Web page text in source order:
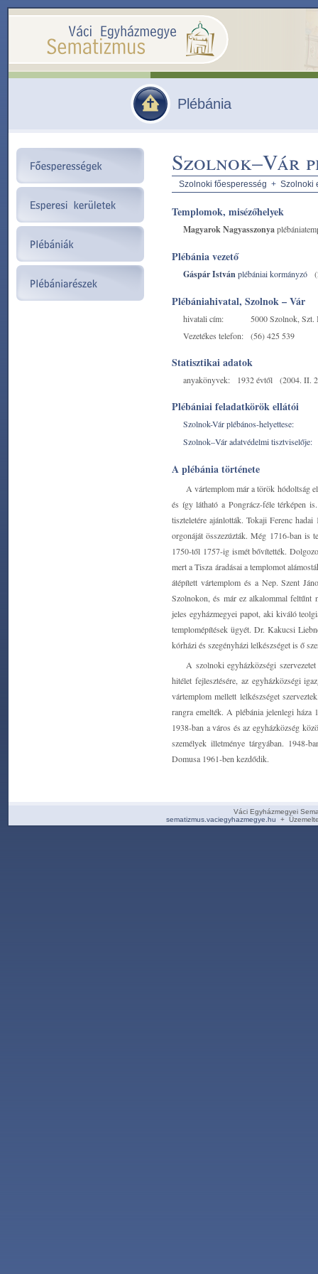
Plébánia
Szolnok–Vár
Szolnoki főesperesség + Szolnoki
Templomok, misézőhelyek
Magyarok Nagyasszonya
Plébánia vezető
Gáspár Istvánplébániai kormányzó
Plébániahivatal, Szolnok – Vár
hivatali cím:
5000 Szolnok, Szt.
Vezetékes telefon:
(56) 425 539
Statisztikai adatok
anyakönyvek: 1932 évtől (2004. II.
Plébániai feladatkörök ellátói
Szolnok-Vár plébános-helyettese:
Szolnok–Vár adatvédelmi tisztviselője:
A plébánia története
A vártemplom már a török hódoltság
és így látható a Pongrácz-féle térképen
tiszteletére ajánlották. Tokaji Ferenc
orgonáját összezúzták. Még 1716-ban is
1750-től 1757-ig ismét bővítették.
mert a Tisza áradásai a templomot
átépített vártemplom és a Nep. Szent
Szolnokon, és már ez alkalommal
jeles egyházmegyei papot, aki kiváló
templomépítések ügyét. Dr. Kakucsi
kórházi és szegényházi lelkészséget is ő
A szolnoki egyházközségi
hitélet fejlesztésére, az egyházközségi
vártemplom mellett lelkészséget
rangra emelték. A plébánia jelenlegi
1938-ban a város és az egyházközség
személyek illetménye tárgyában. 1948-
Domusa 1961-ben kezdődik.
Váci Egyházmegyei
sematizmus.vaciegyhazmegye.hu +